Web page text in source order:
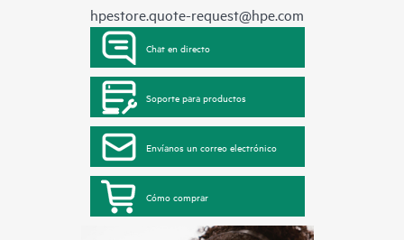
hpestore.quote-request@hpe.com
Chat en directo
Soporte para productos
Envíanos un correo electrónico
Cómo comprar